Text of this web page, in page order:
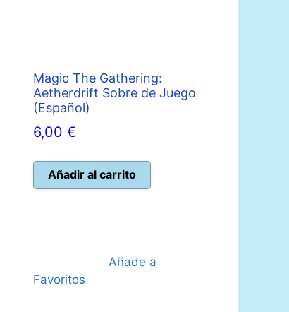
Magic The Gathering:
Aetherdrift Sobre de Juego
(Español)
6,00 €
Añadir al carrito
Añade a
Favoritos